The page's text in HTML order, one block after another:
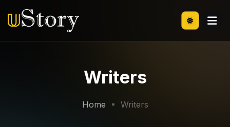
Writers
Home Writers